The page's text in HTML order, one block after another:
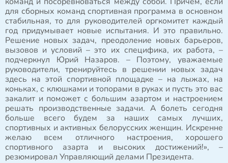
для сборных команд спортивная программа в основном
стабильная, то для руководителей оргкомитет каждый
год придумывает новые испытания. И это правильно.
Решение новых задач, преодоление новых барьеров,
вызовов и условий – это их специфика, их работа, –
подчеркнул Юрий Назаров. – Поэтому, уважаемые
руководители, тренируйтесь в решении новых задач
здесь на этой спортивной площадке – на лыжах, на
коньках, с клюшками и топорами в руках и пусть это вас
закалит и поможет с большим азартом и настроением
решать производственные задачи. А болеть сегодня
больше всего будем за наших самых лучших,
спортивных и активных белорусских женщин. Искренне
желаю всем отличного настроения, хорошего
спортивного азарта и высоких достижений!», –
резюмировал Управляющий делами Президента.